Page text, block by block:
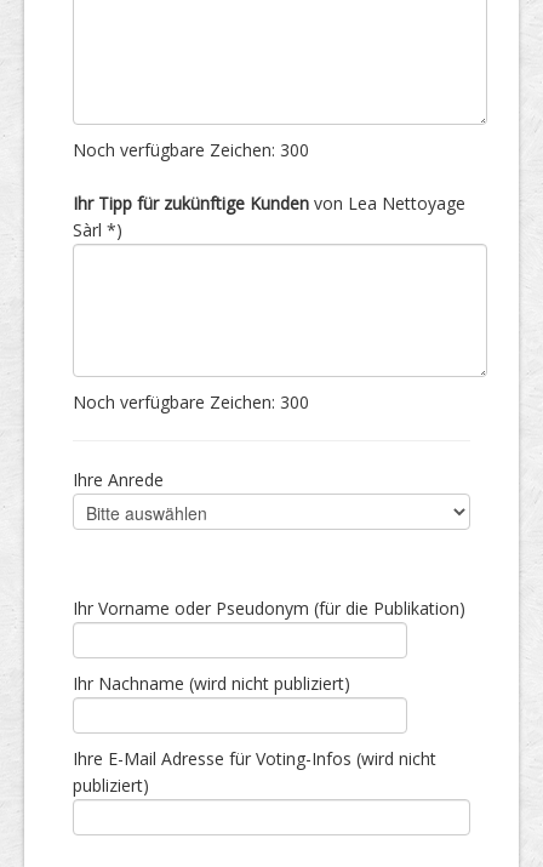
Noch verfügbare Zeichen: 300
Ihr Tipp für zukünftige Kunden von Lea Nettoyage
Sàrl *)
Noch verfügbare Zeichen: 300
Ihre Anrede
Ihr Vorname oder Pseudonym (für die Publikation)
Ihr Nachname (wird nicht publiziert)
Ihre E-Mail Adresse für Voting-Infos (wird nicht
publiziert)